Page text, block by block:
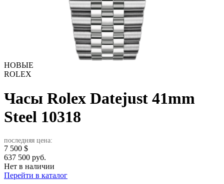
НОВЫЕ
ROLEX
Часы Rolex Datejust 41mm
Steel 10318
последняя цена:
7 500 $
637 500 руб.
Нет в наличии
Перейти в каталог